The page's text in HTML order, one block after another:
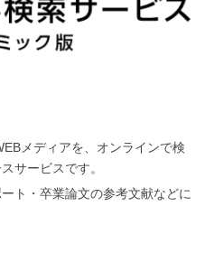
メディアを、オンラインで検
サービスです。
ト・卒業論文の参考文献などに